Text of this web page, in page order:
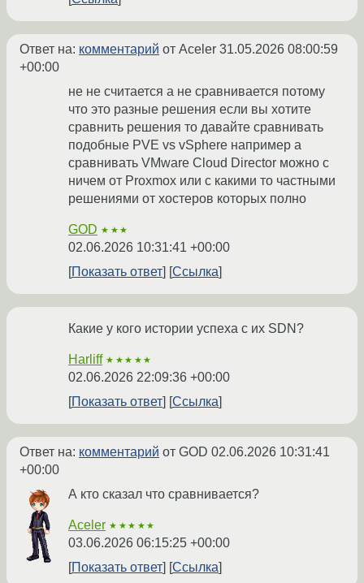
Ответ на: комментарий от Aceler 31.05.2026 08:00:59
+00:00
не не считается а не сравнивается потому
что это разные решения если вы хотите
сравнить решения то давайте сравнивать
подобные PVE vs vSphere например а
сравнивать VMware Cloud Director можно с
ничем от Proxmox или с какими то частными
решениями от хостеров которых полно
GOD ★★★
02.06.2026 10:31:41 +00:00
Показать ответ
Ссылка
Какие у кого истории успеха с их SDN?
Harliff ★★★★★
02.06.2026 22:09:36 +00:00
Показать ответ
Ссылка
Ответ на: комментарий от GOD 02.06.2026 10:31:41
+00:00
А кто сказал что сравнивается?
Aceler ★★★★★
03.06.2026 06:15:25 +00:00
Показать ответ
Ссылка